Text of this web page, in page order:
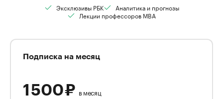
Эксклюзивы РБК
Аналитика и прогнозы
Лекции профессоров MBA
Подписка на месяц
1 500 ₽ в месяц